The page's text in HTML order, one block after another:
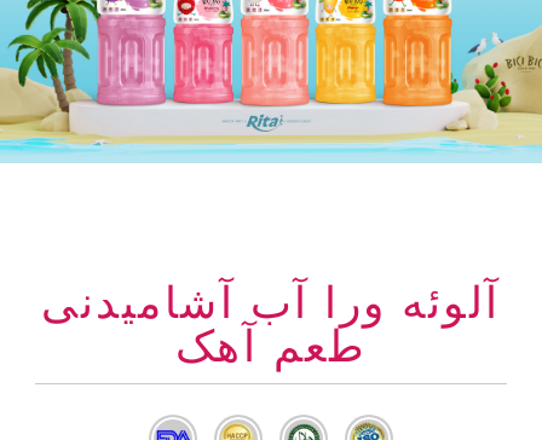
آلوئه ورا آب آشامیدنی
طعم آهک